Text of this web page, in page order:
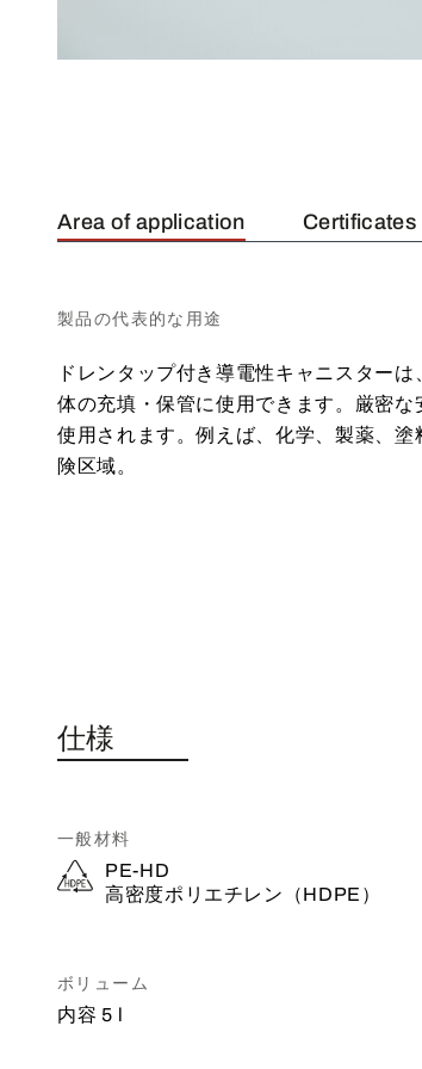
Area of application Certificates
製品の代表的な用途
ドレンタップ付き導電性キャニスター
体の充填・保管に使用できます。厳密
使用されます。例えば、化学、製薬、
険区域。
仕様
一般材料
PE-HD
高密度ポリエチレン（HDPE）
ボリューム
内容 5 l